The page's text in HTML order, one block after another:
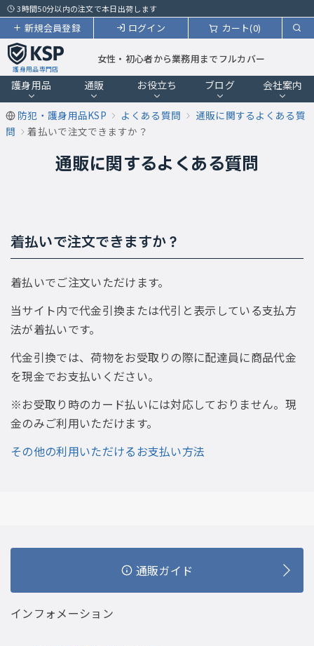
3時間50分以内の注文で本日出荷します
カート(0)
ログイン
新規会員登録
護身用品専門店
女性・初心者から業務用までフルカバー
護身用品 通販 お役立ち ブログ 会社案内
防犯・護身用品KSP よくある質問
通販に関するよくある質
問
着払いで注文できますか？
通販に関するよくある質問
着払いで注文できますか？
着払いでご注文いただけます。
当サイト内で代金引換または代引と表示している支払方
法が着払いです。
代金引換では、荷物をお受取りの際に配達員に商品代金
を現金でお支払いください。
※お受取り時のカード払いには対応しておりません。現
金のみご利用いただけます。
その他の利用いただけるお支払い方法
通販ガイド
インフォメーション